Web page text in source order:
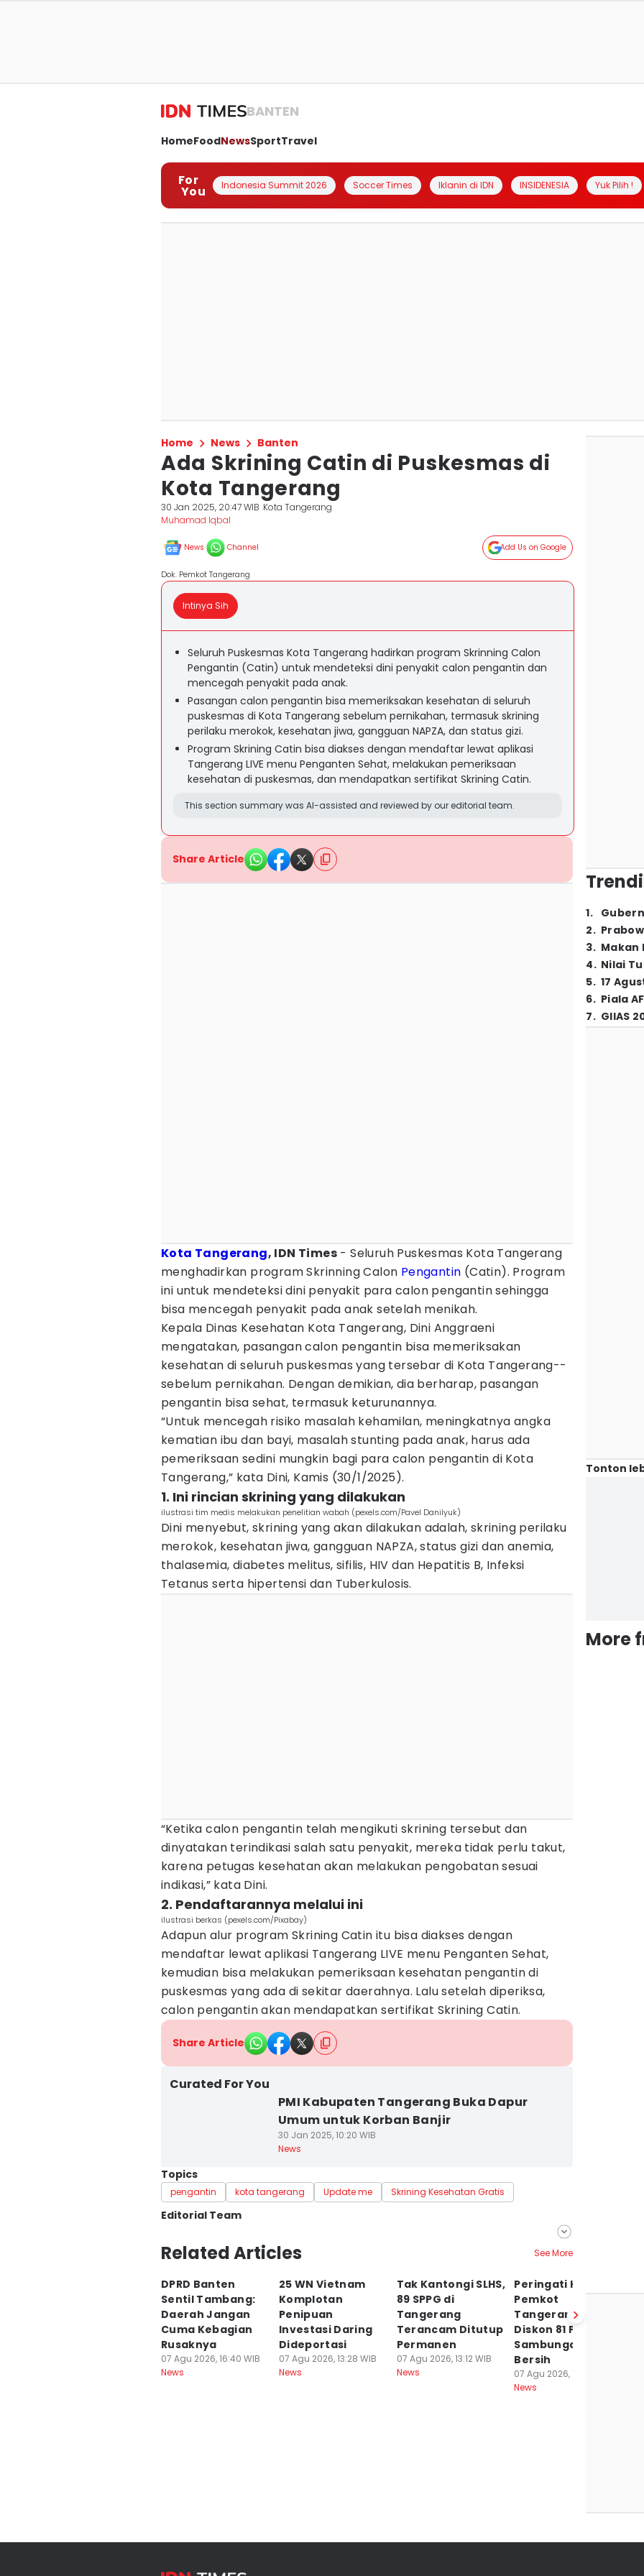
BANTEN
HomeFoodNewsSportTravel
For
You Indonesia Summit 2026 Soccer Times Iklanin di IDN INSIDENESIA Yuk Pilih !
Home News Banten
Ada Skrining Catin di Puskesmas di
Kota Tangerang
30 Jan 2025, 20:47 WIB Kota Tangerang
Muhamad Iqbal
News Channel Add Us on Google
Dok. Pemkot Tangerang
Intinya Sih
Seluruh Puskesmas Kota Tangerang hadirkan program Skrinning Calon
Pengantin (Catin) untuk mendeteksi dini penyakit calon pengantin dan
mencegah penyakit pada anak.
Pasangan calon pengantin bisa memeriksakan kesehatan di seluruh
puskesmas di Kota Tangerang sebelum pernikahan, termasuk skrining
perilaku merokok, kesehatan jiwa, gangguan NAPZA, dan status gizi.
Program Skrining Catin bisa diakses dengan mendaftar lewat aplikasi
Tangerang LIVE menu Penganten Sehat, melakukan pemeriksaan
kesehatan di puskesmas, dan mendapatkan sertifikat Skrining Catin.
This section summary was AI-assisted and reviewed by our editorial team.
Share Article
Kota Tangerang, IDN Times - Seluruh Puskesmas Kota Tangerang
menghadirkan program Skrinning Calon Pengantin (Catin). Program
ini untuk mendeteksi dini penyakit para calon pengantin sehingga
bisa mencegah penyakit pada anak setelah menikah.
Kepala Dinas Kesehatan Kota Tangerang, Dini Anggraeni
mengatakan, pasangan calon pengantin bisa memeriksakan
kesehatan di seluruh puskesmas yang tersebar di Kota Tangerang--
sebelum pernikahan. Dengan demikian, dia berharap, pasangan
pengantin bisa sehat, termasuk keturunannya.
“Untuk mencegah risiko masalah kehamilan, meningkatnya angka
kematian ibu dan bayi, masalah stunting pada anak, harus ada
pemeriksaan sedini mungkin bagi para calon pengantin di Kota
Tangerang,” kata Dini, Kamis (30/1/2025).
1. Ini rincian skrining yang dilakukan
ilustrasi tim medis melakukan penelitian wabah (pexels.com/Pavel Danilyuk)
Dini menyebut, skrining yang akan dilakukan adalah, skrining perilaku
merokok, kesehatan jiwa, gangguan NAPZA, status gizi dan anemia,
thalasemia, diabetes melitus, sifilis, HIV dan Hepatitis B, Infeksi
Tetanus serta hipertensi dan Tuberkulosis.
“Ketika calon pengantin telah mengikuti skrining tersebut dan
dinyatakan terindikasi salah satu penyakit, mereka tidak perlu takut,
karena petugas kesehatan akan melakukan pengobatan sesuai
indikasi,” kata Dini.
2. Pendaftarannya melalui ini
ilustrasi berkas (pexels.com/Pixabay)
Adapun alur program Skrining Catin itu bisa diakses dengan
mendaftar lewat aplikasi Tangerang LIVE menu Penganten Sehat,
kemudian bisa melakukan pemeriksaan kesehatan pengantin di
puskesmas yang ada di sekitar daerahnya. Lalu setelah diperiksa,
calon pengantin akan mendapatkan sertifikat Skrining Catin.
Share Article
Curated For You
PMI Kabupaten Tangerang Buka Dapur
Umum untuk Korban Banjir
30 Jan 2025, 10:20 WIB
News
Topics
pengantin kota tangerang Update me Skrining Kesehatan Gratis
Editorial Team
Editor
Muhamad Iqbal
Editor
Ita Lismawati F Malau
Related Articles See More
DPRD Banten
Sentil Tambang:
Daerah Jangan
Cuma Kebagian
Rusaknya
07 Agu 2026, 16:40 WIB
News
25 WN Vietnam
Komplotan
Penipuan
Investasi Daring
Dideportasi
07 Agu 2026, 13:28 WIB
News
Tak Kantongi SLHS,
89 SPPG di
Tangerang
Terancam Ditutup
Permanen
07 Agu 2026, 13:12 WIB
News
Peringati HUT RI,
Pemkot
Tangerang Beri
Diskon 81 Persen
Sambungan Air
Bersih
07 Agu 2026, 12:16 WIB
News
1.
2.
3. Makan
4. Nilai
5. 17
6. Piala
7. GIIAS
Tonton
More